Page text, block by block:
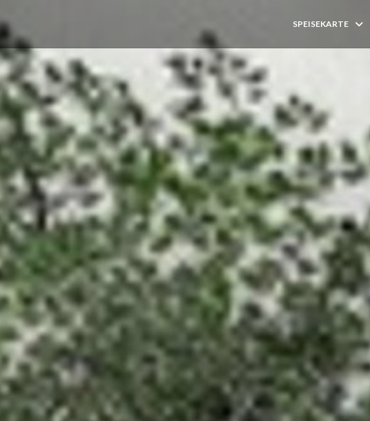
SPEISEKARTE